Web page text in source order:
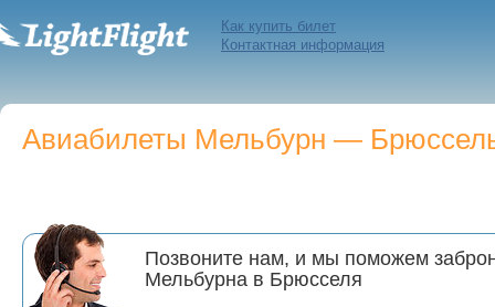
Как купить билет
Контактная информация
Авиабилеты Мельбурн —
Позвоните нам, и мы поможем
Мельбурна в Брюсселя